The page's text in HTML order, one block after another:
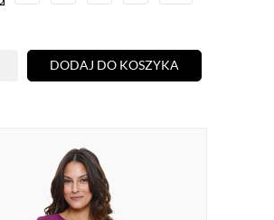
DODAJ DO KOSZYKA